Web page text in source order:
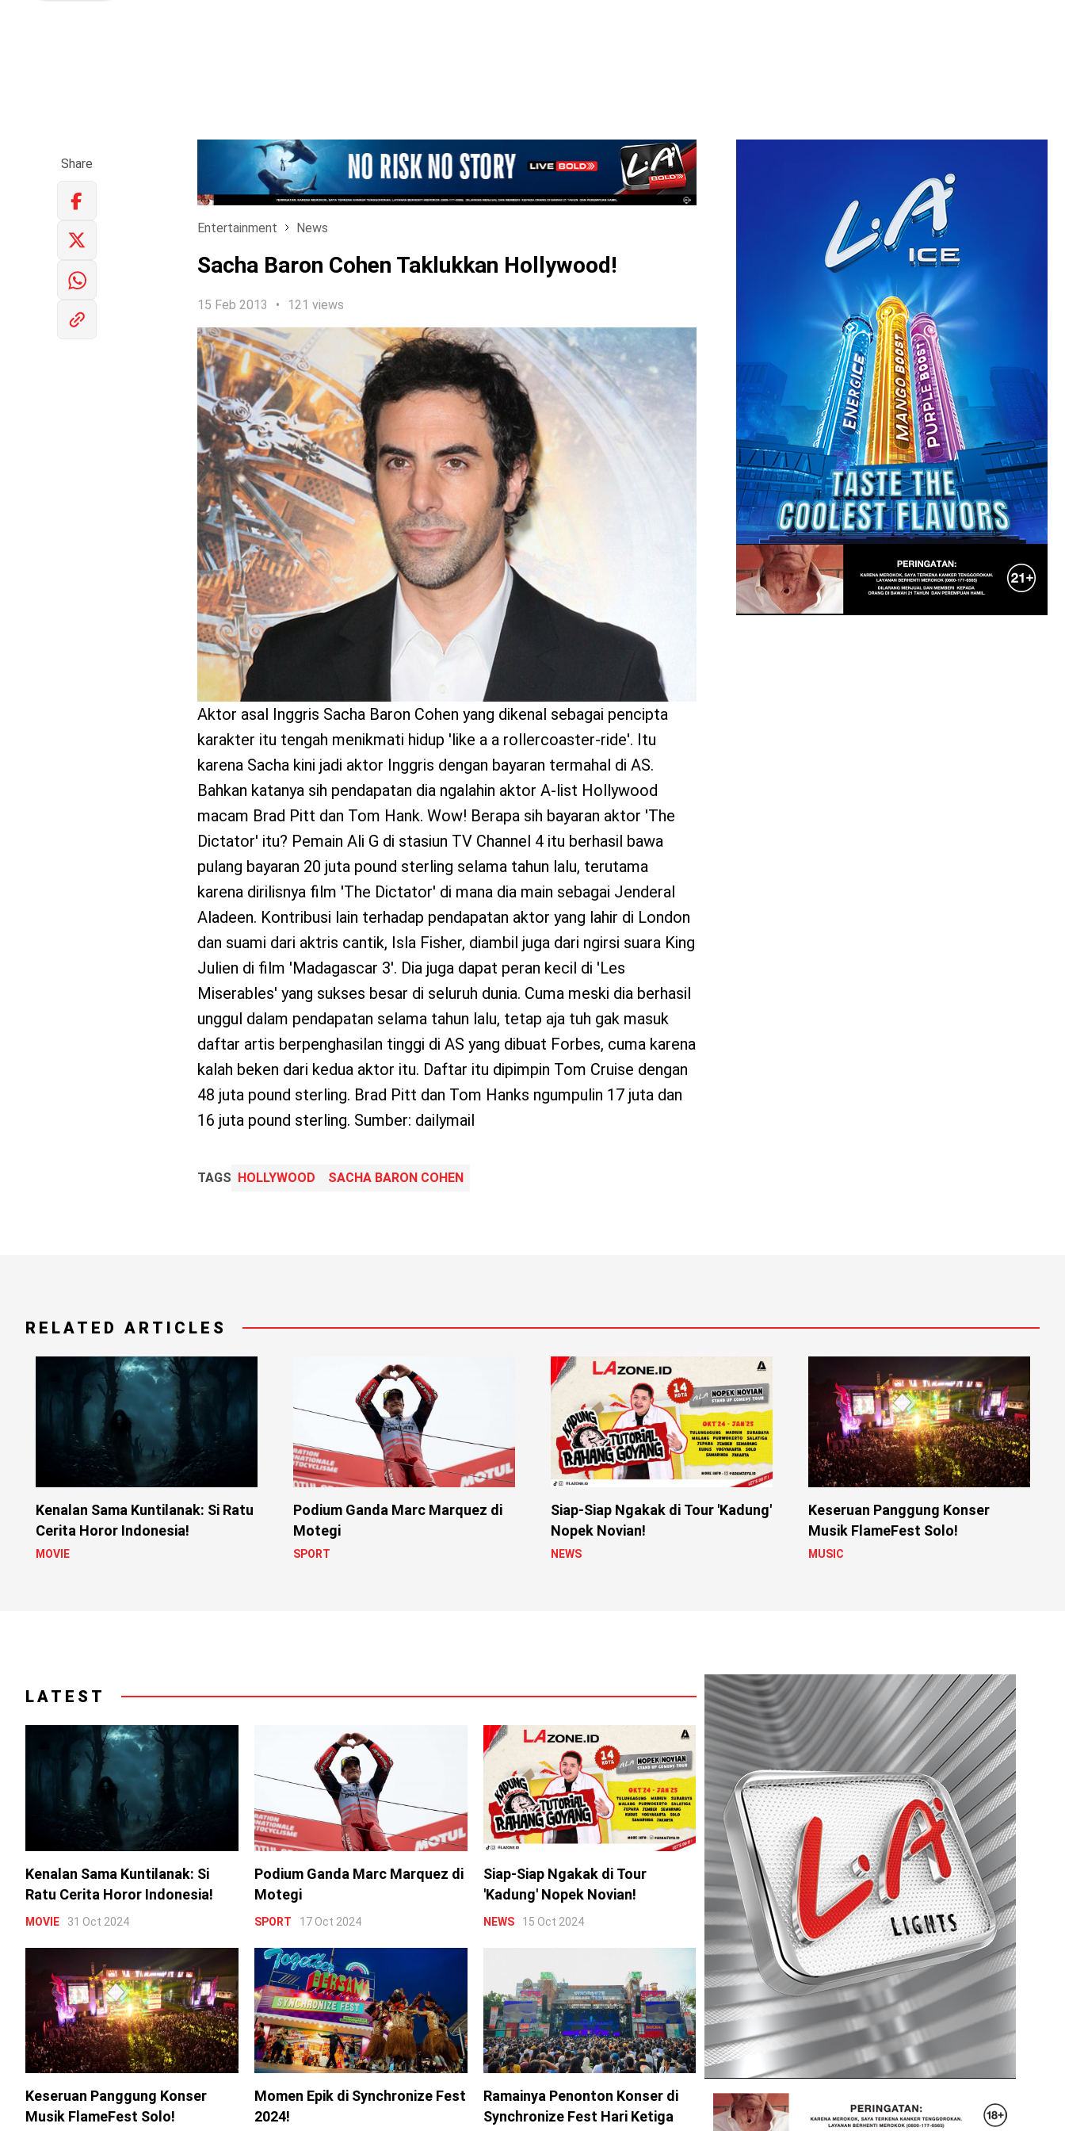
benefit
menarik
Share
Entertainment News
Sacha Baron Cohen Taklukkan Hollywood!
15 Feb 2013 121 views
Aktor asal Inggris Sacha Baron Cohen yang dikenal sebagai pencipta
karakter itu tengah menikmati hidup 'like a a rollercoaster-ride'. Itu
karena Sacha kini jadi aktor Inggris dengan bayaran termahal di AS.
Bahkan katanya sih pendapatan dia ngalahin aktor A-list Hollywood
macam Brad Pitt dan Tom Hank. Wow! Berapa sih bayaran aktor 'The
Dictator' itu? Pemain Ali G di stasiun TV Channel 4 itu berhasil bawa
pulang bayaran 20 juta pound sterling selama tahun lalu, terutama
karena dirilisnya film 'The Dictator' di mana dia main sebagai Jenderal
Aladeen. Kontribusi lain terhadap pendapatan aktor yang lahir di London
dan suami dari aktris cantik, Isla Fisher, diambil juga dari ngirsi suara King
Julien di film 'Madagascar 3'. Dia juga dapat peran kecil di 'Les
Miserables' yang sukses besar di seluruh dunia. Cuma meski dia berhasil
unggul dalam pendapatan selama tahun lalu, tetap aja tuh gak masuk
daftar artis berpenghasilan tinggi di AS yang dibuat Forbes, cuma karena
kalah beken dari kedua aktor itu. Daftar itu dipimpin Tom Cruise dengan
48 juta pound sterling. Brad Pitt dan Tom Hanks ngumpulin 17 juta dan
16 juta pound sterling. Sumber: dailymail
TAGS HOLLYWOOD SACHA BARON COHEN
RELATED ARTICLES
Kenalan Sama Kuntilanak: Si Ratu
Cerita Horor Indonesia!
MOVIE
Podium Ganda Marc Marquez di
Motegi
SPORT
Siap-Siap Ngakak di Tour 'Kadung'
Nopek Novian!
NEWS
Keseruan Panggung Konser
Musik FlameFest Solo!
MUSIC
LATEST
Kenalan Sama Kuntilanak: Si
Ratu Cerita Horor Indonesia!
MOVIE 31 Oct 2024
Podium Ganda Marc Marquez di
Motegi
SPORT 17 Oct 2024
Siap-Siap Ngakak di Tour
'Kadung' Nopek Novian!
NEWS 15 Oct 2024
Keseruan Panggung Konser
Musik FlameFest Solo!
Momen Epik di Synchronize Fest
2024!
Ramainya Penonton Konser di
Synchronize Fest Hari Ketiga